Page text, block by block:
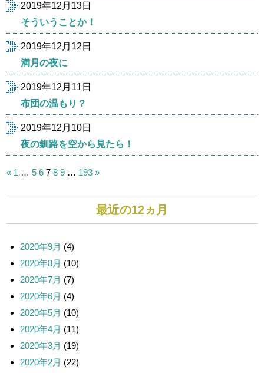
2019年12月13日
そういうことか！
2019年12月12日
満月の夜に
2019年12月11日
布団の温もり？
2019年12月10日
夜の釧路を空から見たら！
投
の
送
« 1 … 5 6 7 8 9 … 193 »
最近の12ヵ月
2020年9月 (4)
2020年8月 (10)
2020年7月 (7)
2020年6月 (4)
2020年5月 (10)
2020年4月 (11)
2020年3月 (19)
2020年2月 (22)